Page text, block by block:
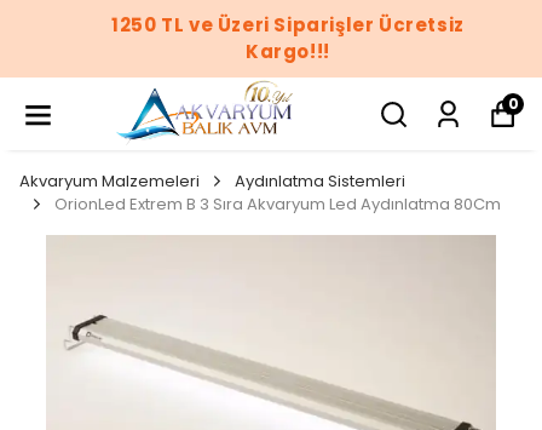
1250 TL ve Üzeri Siparişler Ücretsiz
Kargo!!!
0
Akvaryum Malzemeleri
Aydınlatma Sistemleri
OrionLed Extrem B 3 Sıra Akvaryum Led Aydınlatma 80Cm